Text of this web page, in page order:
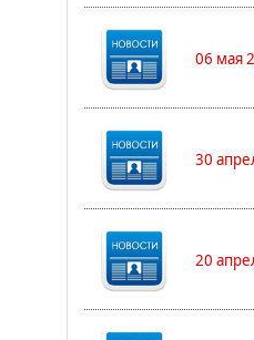
06 мая
30
20